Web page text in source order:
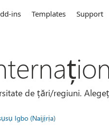
ins Templates Support
de țări/regiuni.
Igbo (Naịjịrịa)